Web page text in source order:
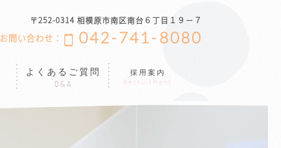
よくあるご質問
Q&A
採用案内
Recruitment
〒252-0314 相模原市南区南台６丁目１９−７
お問い合わせ： 042-741-8080